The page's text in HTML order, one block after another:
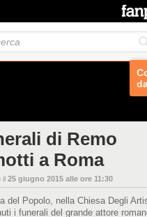
di Remo
a Roma
il 25 giugno 2015 alle ore 11:30
del Popolo, nella Chiesa Degli
i funerali del grande attore